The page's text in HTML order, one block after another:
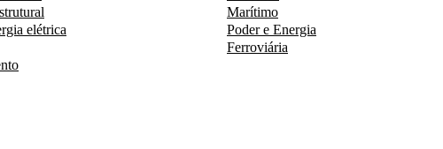
elétrica
Marítimo
Poder e Energia
Ferroviária